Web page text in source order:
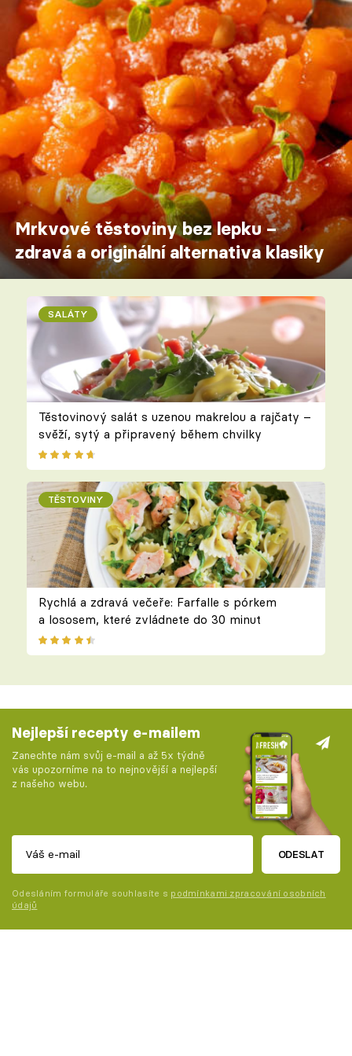
Mrkvové těstoviny bez lepku –
zdravá a originální alternativa klasiky
SALÁTY
Těstovinový salát s uzenou makrelou a rajčaty –
svěží, sytý a připravený během chvilky
TĚSTOVINY
Rychlá a zdravá večeře: Farfalle s pórkem
a lososem, které zvládnete do 30 minut
Nejlepší recepty e-mailem
Zanechte nám svůj e-mail a až 5x týdně
vás upozorníme na to nejnovější a nejlepší
z našeho webu.
ODESLAT
Odesláním formuláře souhlasíte s podmínkami zpracování osobních
údajů